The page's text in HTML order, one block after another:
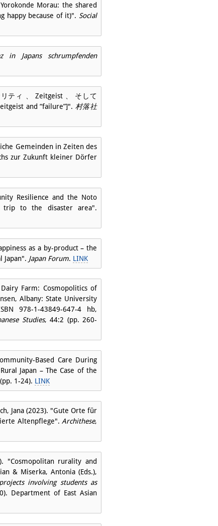
Morau: the shared
happy because of it)". Social
in Japans schrumpfenden
ティ 、 Zeitgeist 、 そして
and “failure”]". 村落社
Gemeinden in Zeiten des
zur Zukunft kleiner Dörfer
Resilience and the Noto
trip to the disaster area".
as a by-product – the
Japan". Japan Forum. LINK
Farm: Cosmopolitics of
Albany: State University
978-1-43849-647-4 hb,
Studies, 44:2 (pp. 260-
Based Care During
Japan – The Case of the
1-24). LINK
Jana (2023). "Gute Orte für
Altenpflege". Archithese,
"Cosmopolitan rurality and
& Miserka, Antonia (Eds.),
involving students as
Department of East Asian